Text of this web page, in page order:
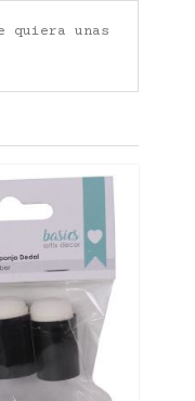
quiera unas